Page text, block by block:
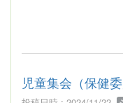
児童集会（保健